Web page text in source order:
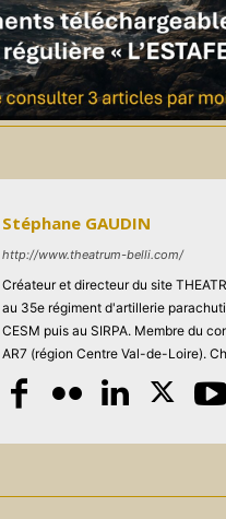
Stéphane GAUDIN
http://www.theatrum-belli.com/
Créateur et directeur du site
au 35e régiment d'artillerie
CESM puis au SIRPA. Membre du
AR7 (région Centre Val-de-Loire).